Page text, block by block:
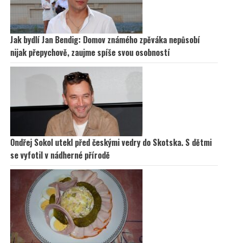
Jak bydlí Jan Bendig: Domov známého zpěváka nepůsobí
nijak přepychově, zaujme spíše svou osobností
Ondřej Sokol utekl před českými vedry do Skotska. S dětmi
se vyfotil v nádherné přírodě